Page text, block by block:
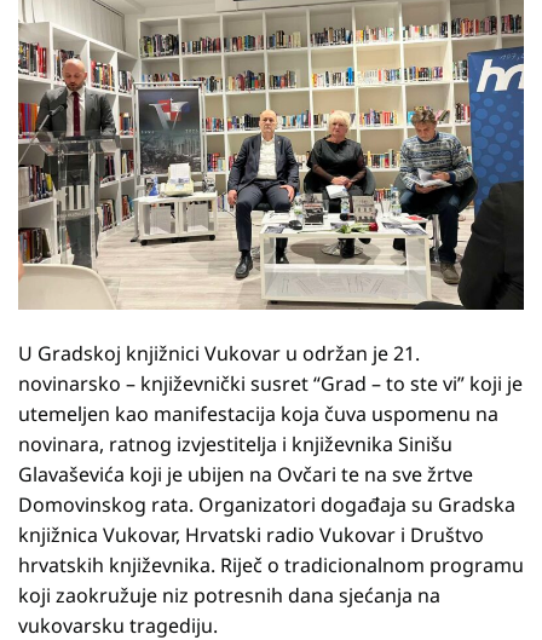
U Gradskoj knjižnici Vukovar u održan je 21.
novinarsko – književnički susret “Grad – to ste vi” koji je
utemeljen kao manifestacija koja čuva uspomenu na
novinara, ratnog izvjestitelja i književnika Sinišu
Glavaševića koji je ubijen na Ovčari te na sve žrtve
Domovinskog rata. Organizatori događaja su Gradska
knjižnica Vukovar, Hrvatski radio Vukovar i Društvo
hrvatskih književnika. Riječ o tradicionalnom programu
koji zaokružuje niz potresnih dana sjećanja na
vukovarsku tragediju.